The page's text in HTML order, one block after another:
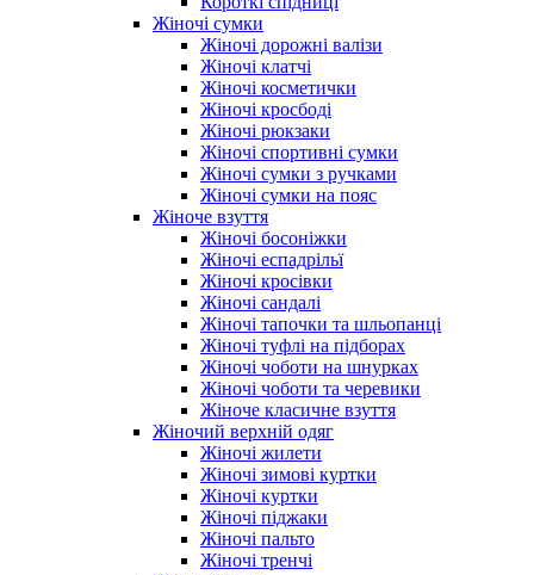
Жіночі сумки
Жіночі дорожні валізи
Жіночі клатчі
Жіночі косметички
Жіночі кросбоді
Жіночі рюкзаки
Жіночі спортивні сумки
Жіночі сумки з ручками
Жіночі сумки на пояс
Жіноче взуття
Жіночі босоніжки
Жіночі еспадрільї
Жіночі кросівки
Жіночі сандалі
Жіночі тапочки та шльопанці
Жіночі туфлі на підборах
Жіночі чоботи на шнурках
Жіночі чоботи та черевики
Жіноче класичне взуття
Жіночий верхній одяг
Жіночі жилети
Жіночі зимові куртки
Жіночі куртки
Жіночі піджаки
Жіночі пальто
Жіночі тренчі